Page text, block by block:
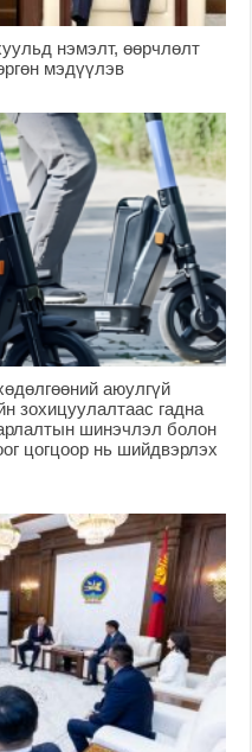
нэмэлт, өөрчлөлт
мэдүүлэв
аюулгүй
зохицуулалтаас гадна
шинэчлэл болон
цогцоор нь шийдвэрлэх